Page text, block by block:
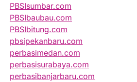
PBSIsumbar.com
PBSIbaubau.com
PBSIbitung.com
pbsipekanbaru.com
perbasimedan.com
perbasisurabaya.com
perbasibanjarbaru.com